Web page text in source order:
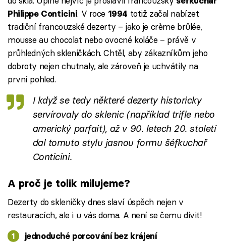
Philippe Conticini. V roce 1994 totiž začal nabízet
tradiční francouzské dezerty – jako je crème brûlée,
mousse au chocolat nebo ovocné koláče – právě v
průhledných skleničkách. Chtěl, aby zákazníkům jeho
dobroty nejen chutnaly, ale zároveň je uchvátily na
první pohled.
I když se tedy některé dezerty historicky
servírovaly do sklenic (například trifle nebo
americký parfait), až v 90. letech 20. století
dal tomuto stylu jasnou formu šéfkuchař
Conticini.
A proč je tolik milujeme?
Dezerty do skleničky dnes slaví úspěch nejen v
restauracích, ale i u vás doma. A není se čemu divit!
jednoduché porcování bez krájení